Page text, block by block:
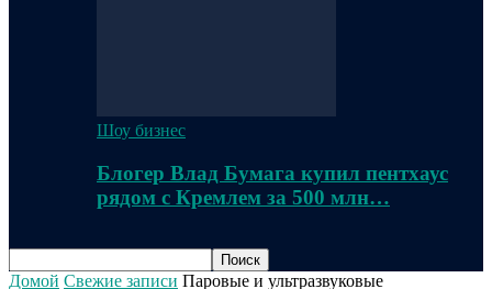
Шоу бизнес
Блогер Влад Бумага купил пентхаус
рядом с Кремлем за 500 млн…
Домой Свежие записи Паровые и ультразвуковые